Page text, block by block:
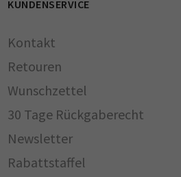
KUNDENSERVICE
Kontakt
Retouren
Wunschzettel
30 Tage Rückgaberecht
Newsletter
Rabattstaffel